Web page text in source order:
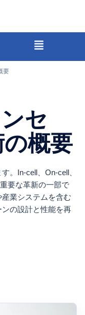
メ
ニ
ュ
要
セ
概要
。In-cell、On-cell、
要な革新の一部で
業システムを含む
の設計と性能を再